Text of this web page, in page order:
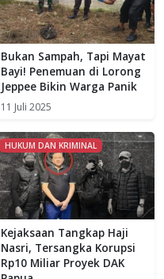
Bukan Sampah, Tapi Mayat
Bayi! Penemuan di Lorong
Jeppee Bikin Warga Panik
11 Juli 2025
HUKUM DAN KRIMINAL
Kejaksaan Tangkap Haji
Nasri, Tersangka Korupsi
Rp10 Miliar Proyek DAK